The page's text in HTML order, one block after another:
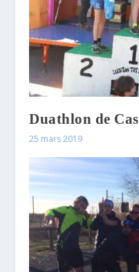
Duathlon de
25 mars 2019